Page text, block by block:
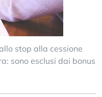
stop alla cessione
sono esclusi dai bonus